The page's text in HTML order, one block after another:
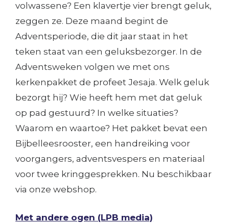
volwassene? Een klavertje vier brengt geluk,
zeggen ze. Deze maand begint de
Adventsperiode, die dit jaar staat in het
teken staat van een geluksbezorger. In de
Adventsweken volgen we met ons
kerkenpakket de profeet Jesaja. Welk geluk
bezorgt hij? Wie heeft hem met dat geluk
op pad gestuurd? In welke situaties?
Waarom en waartoe? Het pakket bevat een
Bijbelleesrooster, een handreiking voor
voorgangers, adventsvespers en materiaal
voor twee kringgesprekken. Nu beschikbaar
via onze webshop.
Met andere ogen (LPB media)